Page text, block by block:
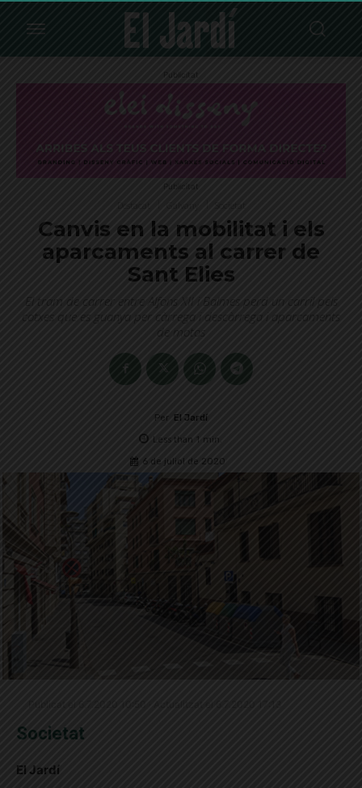
Publicitat
Publicitat
Canvis en la mobilitat i els
aparcaments al carrer de
Sant Elies
El tram de carrer entre Alfons XII i Balmes perd un carril pels
cotxes que es guanya per càrrega i descàrrega i aparcaments
de motos
Per El Jardí
Less than 1 min.
6 de juliol de 2020
Societat
El Jardí